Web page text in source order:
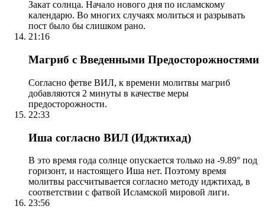
Закат солнца. Начало нового дня по исламскому
календарю. Во многих случаях молиться и разрывать
пост было бы слишком рано.
21:16
Магриб с Введенными Предосторожностями
Согласно фетве ВИЛ, к времени молитвы магриб
добавляются 2 минуты в качестве меры
предосторожности.
22:33
Иша согласно ВИЛ (Иджтихад)
В это время года солнце опускается только на -9.89° под
горизонт, и настоящего Иша нет. Поэтому время
молитвы рассчитывается согласно методу иджтихад, в
соответствии с фатвой Исламской мировой лиги.
23:56